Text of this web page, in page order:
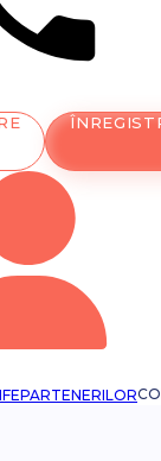
PARTENERILOR